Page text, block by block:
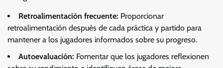
Retroalimentación frecuente: Proporcionar
retroalimentación después de cada práctica y partido para
mantener a los jugadores informados sobre su progreso.
Autoevaluación: Fomentar que los jugadores reflexionen